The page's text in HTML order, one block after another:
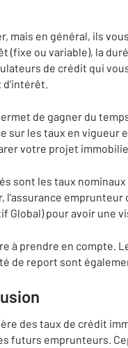
mais en général, ils
ou variable), la
de crédit qui
d'intérêt.
de gagner du
les taux en vigueur
votre projet
sont les taux
l'assurance
Global) pour avoir une
à prendre en compte.
de report sont
des taux de crédit
futurs emprunteurs.